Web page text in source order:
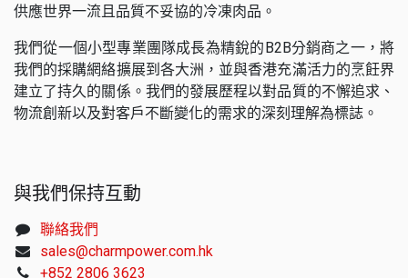
供應世界一流且品質不妥協的冷凍肉品。
我們從一個小型專業團隊成長為精銳的B2B分銷商之一，將
我們的採購網絡擴展到各大洲，並與香港充滿活力的烹飪界
建立了持久的關係。我們的發展歷程以對品質的不懈追求、
物流創新以及對客戶不斷變化的需求的深刻理解為標誌。
與我們保持互動
聯絡我們
sales@charmpower.com.hk
+852 2806 3623